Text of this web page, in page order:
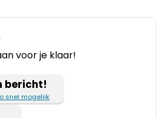
voor je klaar!
bericht!
snel mogelijk